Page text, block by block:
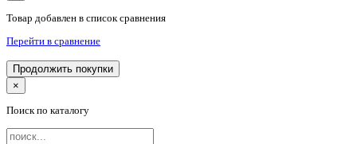
Товар добавлен в список сравнения
Перейти в сравнение
Продолжить покупки
×
Поиск по каталогу